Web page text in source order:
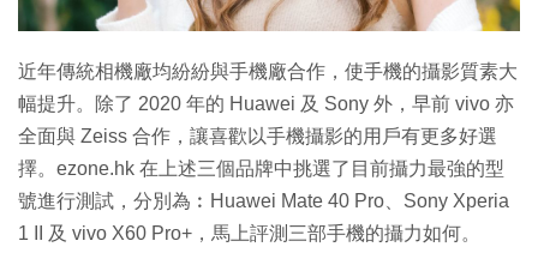
近年傳統相機廠均紛紛與手機廠合作，使手機的攝影質素大
幅提升。除了 2020 年的 Huawei 及 Sony 外，早前 vivo 亦
全面與 Zeiss 合作，讓喜歡以手機攝影的用戶有更多好選
擇。ezone.hk 在上述三個品牌中挑選了目前攝力最強的型
號進行測試，分別為︰Huawei Mate 40 Pro、Sony Xperia
1 II 及 vivo X60 Pro+，馬上評測三部手機的攝力如何。